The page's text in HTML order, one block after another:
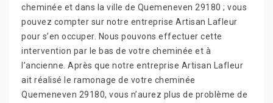
cheminée et dans la ville de Quemeneven 29180 ; vous
pouvez compter sur notre entreprise Artisan Lafleur
pour s’en occuper. Nous pouvons effectuer cette
intervention par le bas de votre cheminée et à
l’ancienne. Après que notre entreprise Artisan Lafleur
ait réalisé le ramonage de votre cheminée
Quemeneven 29180, vous n’aurez plus de problème de